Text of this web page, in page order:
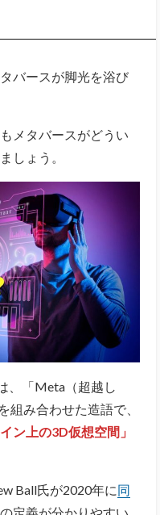
バースが脚光を浴び
メタバースがどうい
しょう。
、「Meta（超越し
組み合わせた造語で、
ン上の3D仮想空間」
Ball氏が2020年に同